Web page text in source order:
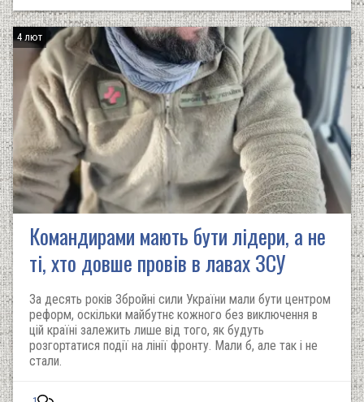
4 лют
Командирами мають бути лідери, а не
ті, хто довше провів в лавах ЗСУ
За десять років Збройні сили України мали бути центром
реформ, оскільки майбутнє кожного без виключення в
цій країні залежить лише від того, як будуть
розгортатися події на лінії фронту. Мали б, але так і не
стали.